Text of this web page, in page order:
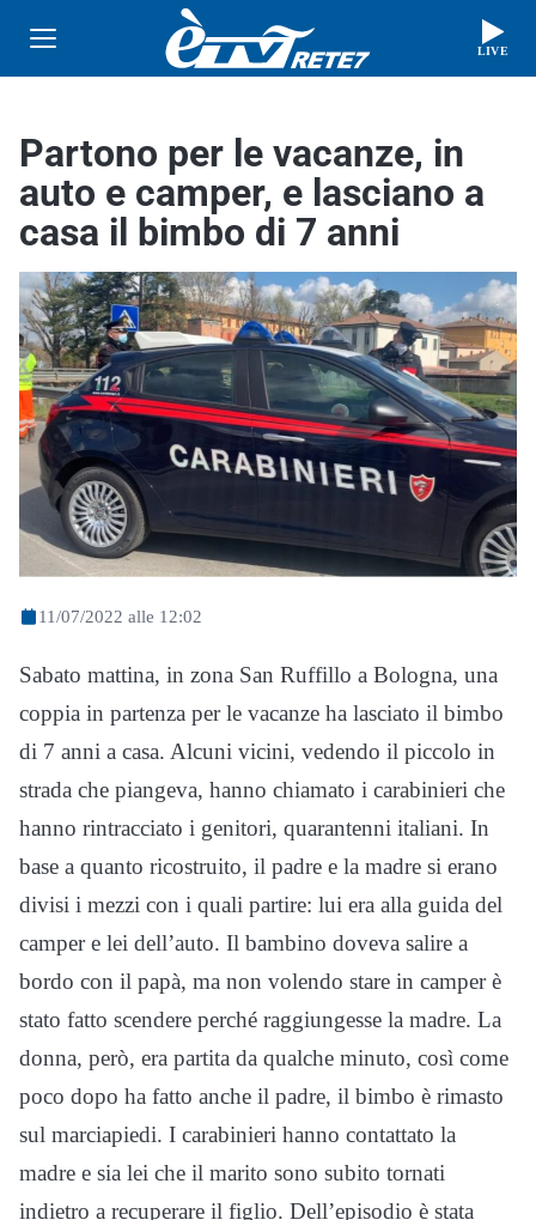
LIVE
Partono per le vacanze, in
auto e camper, e lasciano a
casa il bimbo di 7 anni
11/07/2022 alle 12:02
Sabato mattina, in zona San Ruffillo a Bologna, una
coppia in partenza per le vacanze ha lasciato il bimbo
di 7 anni a casa. Alcuni vicini, vedendo il piccolo in
strada che piangeva, hanno chiamato i carabinieri che
hanno rintracciato i genitori, quarantenni italiani. In
base a quanto ricostruito, il padre e la madre si erano
divisi i mezzi con i quali partire: lui era alla guida del
camper e lei dell’auto. Il bambino doveva salire a
bordo con il papà, ma non volendo stare in camper è
stato fatto scendere perché raggiungesse la madre. La
donna, però, era partita da qualche minuto, così come
poco dopo ha fatto anche il padre, il bimbo è rimasto
sul marciapiedi. I carabinieri hanno contattato la
madre e sia lei che il marito sono subito tornati
indietro a recuperare il figlio. Dell’episodio è stata